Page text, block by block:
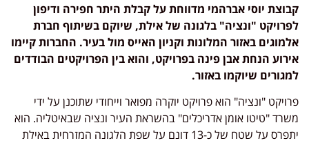
קבוצת יוסי אברהמי מדווחת על קבלת היתר חפירה ודיפון
לפרויקט "ונציה" בלגונה של אילת, שיוקם בשיתוף חברת
אלמוגים באזור המלונות וקניון האייס מול בעיר. החברות קיימו
אירוע הנחת אבן פינה בפרויקט, והוא בין הפרויקטים הבודדים
למגורים שיוקמו באזור.
פרויקט "ונציה" הוא פרויקט יוקרה מפואר וייחודי שתוכנן על ידי
משרד "טיטו אומן אדריכלים" בהשראת העיר ונציה שבאיטליה. הוא
יתפרס על שטח של כ-13 דונם על שפת הלגונה המזרחית באילת